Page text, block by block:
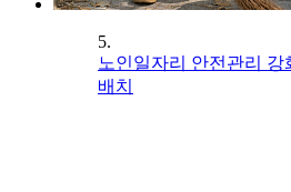
5.
노인일자리 안전관리 강
배치